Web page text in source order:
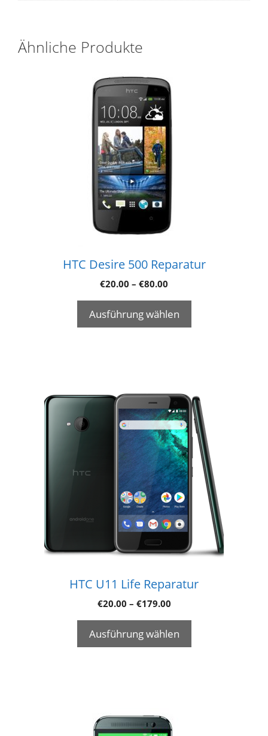
Ähnliche Produkte
HTC Desire 500 Reparatur
€20.00 – €80.00
Ausführung wählen
HTC U11 Life Reparatur
€20.00 – €179.00
Ausführung wählen